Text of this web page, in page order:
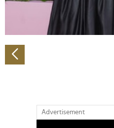
soziale Medien, Werbung
Partner führen diese
weiteren Daten zusammen,
gesammelt haben.
Advertisement